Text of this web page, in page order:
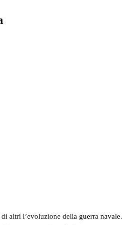
altri l’evoluzione della guerra navale.